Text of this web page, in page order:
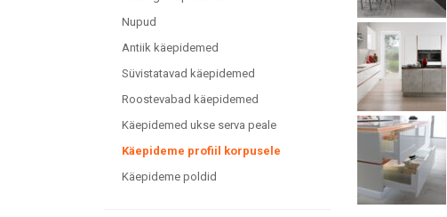
Nupud
Antiik käepidemed
Süvistatavad käepidemed
Roostevabad käepidemed
Käepidemed ukse serva peale
Käepideme profiil korpusele
Käepideme poldid